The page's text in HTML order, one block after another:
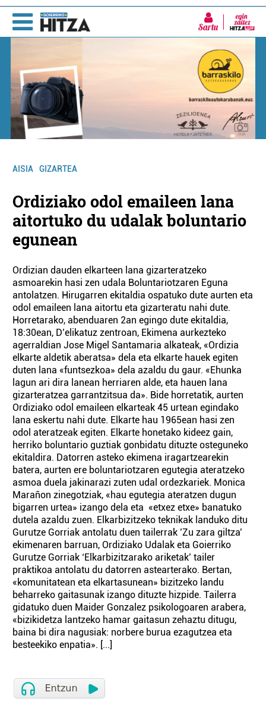
Sartu
AISIA GIZARTEA
Ordiziako odol emaileen lana
aitortuko du udalak boluntario
egunean
Ordizian dauden elkarteen lana gizarteratzeko
asmoarekin hasi zen udala Boluntariotzaren Eguna
antolatzen. Hirugarren ekitaldia ospatuko dute aurten eta
odol emaileen lana aitortu eta gizarteratu nahi dute.
Horretarako, abenduaren 2an egingo dute ekitaldia,
18:30ean, D’elikatuz zentroan, Ekimena aurkezteko
agerraldian Jose Migel Santamaria alkateak, «Ordizia
elkarte aldetik aberatsa» dela eta elkarte hauek egiten
duten lana «funtsezkoa» dela azaldu du gaur. «Ehunka
lagun ari dira lanean herriaren alde, eta hauen lana
gizarteratzea garrantzitsua da». Bide horretatik, aurten
Ordiziako odol emaileen elkarteak 45 urtean egindako
lana eskertu nahi dute. Elkarte hau 1965ean hasi zen
odol ateratzeak egiten. Elkarte honetako kideez gain,
herriko boluntario guztiak gonbidatu dituzte osteguneko
ekitaldira. Datorren asteko ekimena iragartzearekin
batera, aurten ere boluntariotzaren egutegia ateratzeko
asmoa duela jakinarazi zuten udal ordezkariek. Monica
Marañon zinegotziak, «hau egutegia ateratzen dugun
bigarren urtea» izango dela eta «etxez etxe» banatuko
dutela azaldu zuen. Elkarbizitzeko teknikak landuko ditu
Gurutze Gorriak antolatu duen tailerrak ’Zu zara giltza’
ekimenaren barruan, Ordiziako Udalak eta Goierriko
Gurutze Gorriak ‘Elkarbizitzarako ariketak’ tailer
praktikoa antolatu du datorren astearterako. Bertan,
«komunitatean eta elkartasunean» bizitzeko landu
beharreko gaitasunak izango dituzte hizpide. Tailerra
gidatuko duen Maider Gonzalez psikologoaren arabera,
«bizikidetza lantzeko hamar gaitasun zehaztu ditugu,
baina bi dira nagusiak: norbere burua ezagutzea eta
besteekiko enpatia». [...]